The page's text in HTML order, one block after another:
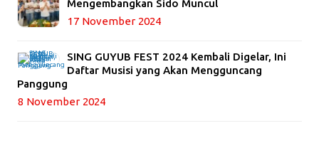
Mengembangkan Sido Muncul
17 November 2024
SING GUYUB FEST 2024 Kembali Digelar, Ini
Daftar Musisi yang Akan Mengguncang
Panggung
8 November 2024